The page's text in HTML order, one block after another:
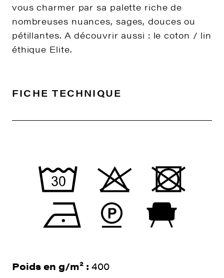
vous charmer par sa palette riche de
nombreuses nuances, sages, douces ou
pétillantes. A découvrir aussi : le coton / lin
éthique Elite.
FICHE TECHNIQUE
Poids en g/m² : 400